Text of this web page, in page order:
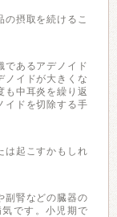
摂取を続けるこ
であるアデノイド
ノイドが大きくな
も中耳炎を繰り返
イドを切除する手
は起こすかもしれ
副腎などの臓器の
です。小児期で